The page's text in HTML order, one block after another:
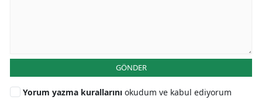
GÖNDER
Yorum yazma kurallarını okudum ve kabul ediyorum